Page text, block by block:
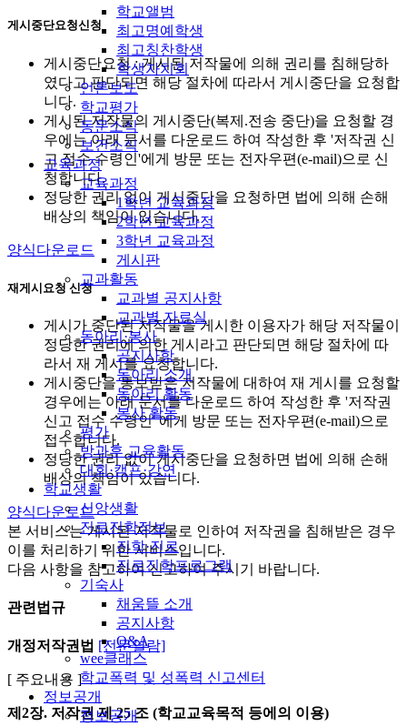
학교앨범
최고명예학생
최고칭찬학생
학생자치회
언론보도
학교평가
동문소식
보건소식
교육과정
교육과정
1학년 교육과정
2학년 교육과정
3학년 교육과정
게시판
교과활동
교과별 공지사항
교과별 자료실
동아리·봉사
공지사항
동아리 소개
동아리 활동
봉사 활동
평가
방과후 교육활동
대회·캠프·강연
학교생활
신앙생활
진로진학정보
진학·진로
진로진학프로그램
기숙사
채움뜰 소개
공지사항
Q&A
wee클래스
학교폭력 및 성폭력 신고센터
정보공개
정보공개
게시중단요청신청
게시중단요청 : 게시된 저작물에 의해 권리를 침해당하
였다고 판단되면 해당 절차에 따라서 게시중단을 요청합
니다.
게시된 저작물의 게시중단(복제.전송 중단)을 요청할 경
우에는 아래 문서를 다운로드 하여 작성한 후 '저작권 신
고 접수 수령인'에게 방문 또는 전자우편(e-mail)으로 신
청합니다.
정당한 권리 없이 게시중단을 요청하면 법에 의해 손해
배상의 책임이 있습니다.
양식다운로드
재게시요청 신청
게시가 중단된 저작물을 게시한 이용자가 해당 저작물이
정당한 권리에 의한 게시라고 판단되면 해당 절차에 따
라서 재 게시를 요청합니다.
게시중단을 통보받은 저작물에 대하여 재 게시를 요청할
경우에는 아래 문서를 다운로드 하여 작성한 후 '저작권
신고 접수 수령인' 에게 방문 또는 전자우편(e-mail)으로
접수합니다.
정당한 권리 없이 게시중단을 요청하면 법에 의해 손해
배상의 책임이 있습니다.
양식다운로드
본 서비스는 게시된 저작물로 인하여 저작권을 침해받은 경우
이를 처리하기 위한 서비스입니다.
다음 사항을 참고하여 신고하여 주시기 바랍니다.
관련법규
개정저작권법 [전문열람]
[ 주요내용 ]
제2장. 저작권 제 25 조 (학교교육목적 등에의 이용)